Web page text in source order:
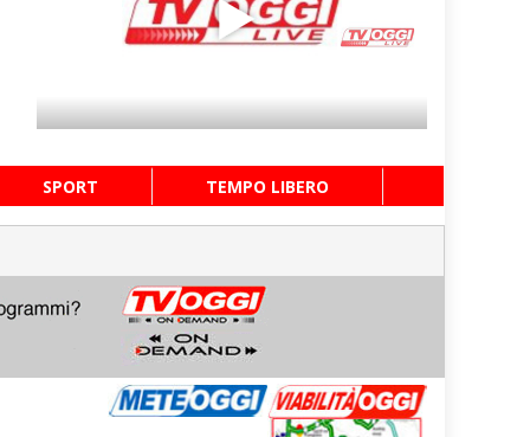
SPORT TEMPO LIBERO